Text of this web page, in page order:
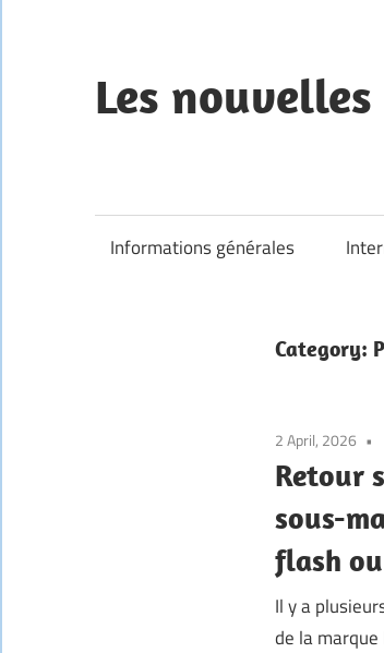
content
Les
Informations générales
Category:
2 April, 2026
Retour
sous-
flash
Il y a
de la marque